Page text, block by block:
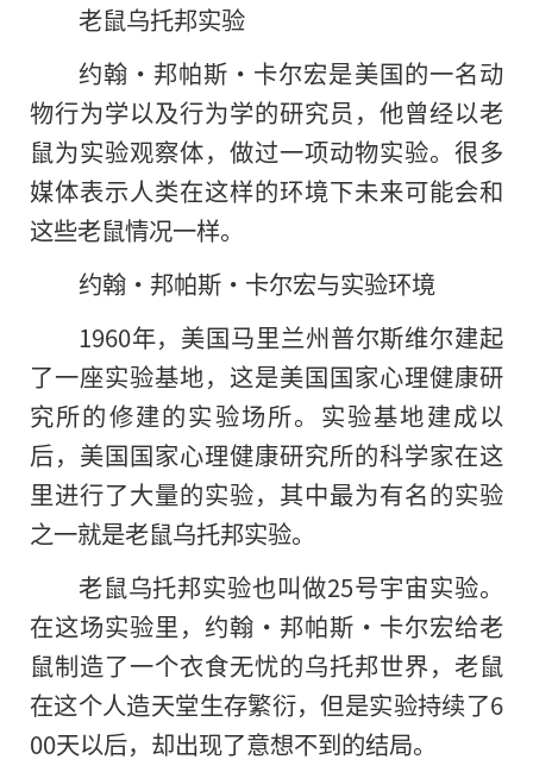
老鼠乌托邦实验
约翰·邦帕斯·卡尔宏是美国的一名动
物行为学以及行为学的研究员，他曾经以老
鼠为实验观察体，做过一项动物实验。很多
媒体表示人类在这样的环境下未来可能会和
这些老鼠情况一样。
约翰·邦帕斯·卡尔宏与实验环境
1960年，美国马里兰州普尔斯维尔建起
了一座实验基地，这是美国国家心理健康研
究所的修建的实验场所。实验基地建成以
后，美国国家心理健康研究所的科学家在这
里进行了大量的实验，其中最为有名的实验
之一就是老鼠乌托邦实验。
老鼠乌托邦实验也叫做25号宇宙实验。
在这场实验里，约翰·邦帕斯·卡尔宏给老
鼠制造了一个衣食无忧的乌托邦世界，老鼠
在这个人造天堂生存繁衍，但是实验持续了6
00天以后，却出现了意想不到的结局。